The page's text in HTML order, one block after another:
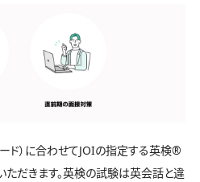
ド）に合わせてJOIの指定する英検®️
だきます。英検の試験は英会話と違